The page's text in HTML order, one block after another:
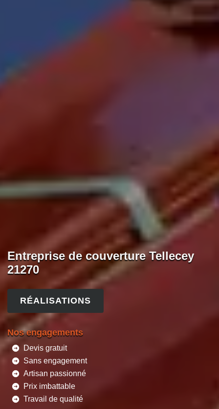
Entreprise de couverture Tellecey
21270
RÉALISATIONS
Nos engagements
Devis gratuit
Sans engagement
Artisan passionné
Prix imbattable
Travail de qualité